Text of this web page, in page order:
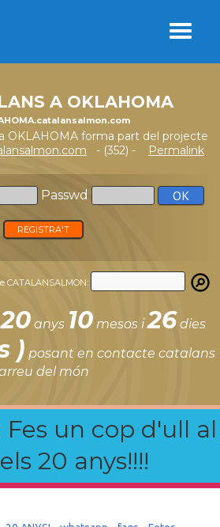
A OKLAHOMA
OKLAHOMA forma part del projecte
- (352) -
Permalink
Passwd
REGISTRA'T
CATALANSALMON:
20 anys 10 mesos i26 dies
) posant en contacte catalans
del món
un cop d'ull al
20 anys!!!!